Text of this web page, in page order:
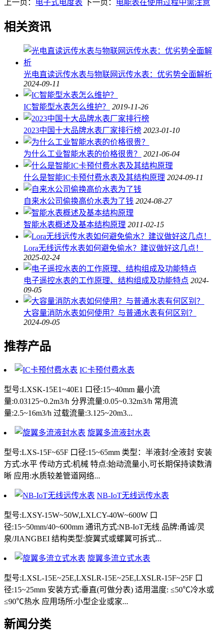
上一页： 电子式电度表 下一页： 电能表在使用过程中需注意
相关资讯
光电直读远传水表与物联网远传水表：优劣势全面解析
2024-09-11
IC智能型水表怎么维护？ 2019-11-26
2023中国十大品牌水表厂家排行榜 2023-01-10
为什么工业智能水表的价格很贵？ 2021-06-04
什么是智能IC卡预付费水表及其结构原理 2024-09-11
自来水公司偷换高价水表为了钱 2024-08-27
智能水表概述及基本结构原理 2011-02-15
Lora无线远传水表如何避免偷水？建议做好这几点！
2025-02-24
电子遥控水表的工作原理、结构组成及功能特点 2024-
09-05
大容量消防水表如何使用？与普通水表有何区别？
2024-09-05
推荐产品
IC卡预付费水表
型号:LXSK-15E1~40E1 口径:15~40mm 最小流
量:0.03125~0.2m3/h 分界流量:0.05~0.32m3/h 常用流
量:2.5~16m3/h 过载流量:3.125~20m3...
旋翼多流液封水表
型号:LXS-15F~65F 口径:15~65mm 类型：半液封/全液封 安装
方式:水平 传动方式:机械 特点:始动流量小,可长期保持读数清
晰 应用:水质较差管道网络...
NB-IoT无线远传水表
型号:LXSY-15W~50W,LXLCY-40W~600W 口
径:15~50mm/40~600mm 通讯方式:NB-IoT无线 品牌:甬诚/灵
泉/JIANGBEI 结构类型:旋翼式或螺翼可拆式...
旋翼多流立式水表
型号:LXSL-15E~25E,LXSLR-15E~25E,LXSLR-15F~25F 口
径:15~25mm 安装方式:垂直(可做分表) 适用温度: ≤50℃冷水或
≤90℃热水 应用场所:小型企业或家...
新闻分类